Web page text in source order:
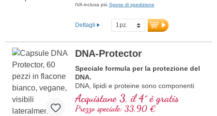
IVA inclusa più Spese di spedizione
Dettagli
DNA-Protector
Speciale formula per la protezione del
DNA.
DNA, lipidi e proteine sono componenti
importanti delle cellule. Proteggi le tue
cellule dallo stress ossidativo, con
preziose sostanze naturali.
Acquistane 3, il 4° è gratis
Prezzo speciale: 33,90 €